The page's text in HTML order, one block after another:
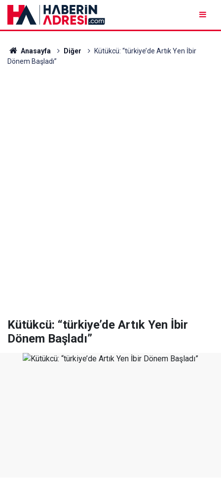
Anasayfa Diğer
Kütükcü: “türkiye’de Artık Yen İbir
Dönem Başladı”
Kütükcü: “türkiye’de Artık Yen İbir
Dönem Başladı”